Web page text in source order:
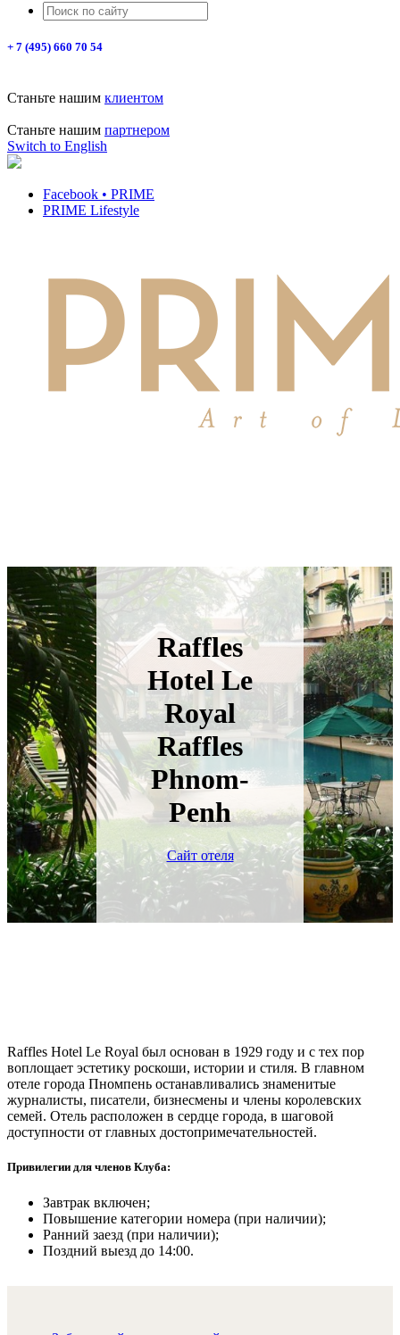
+ 7 (495) 660 70 54
Станьте нашим клиентом
Станьте нашим партнером
Switch to English
Facebook • PRIME
PRIME Lifestyle
Raffles
Hotel Le
Royal
Raffles
Phnom-
Penh
Сайт отеля
Raffles Hotel Le Royal был основан в 1929 году и с тех пор
воплощает эстетику роскоши, истории и стиля. В главном
отеле города Пномпень останавливались знаменитые
журналисты, писатели, бизнесмены и члены королевских
семей. Отель расположен в сердце города, в шаговой
доступности от главных достопримечательностей.
Привилегии для членов Клуба:
Завтрак включен;
Повышение категории номера (при наличии);
Ранний заезд (при наличии);
Поздний выезд до 14:00.